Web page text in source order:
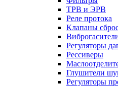
ТРВ и ЭРВ
Реле протока
Клапаны
Регуляторы
Рессиверы
Глушители
Регуляторы